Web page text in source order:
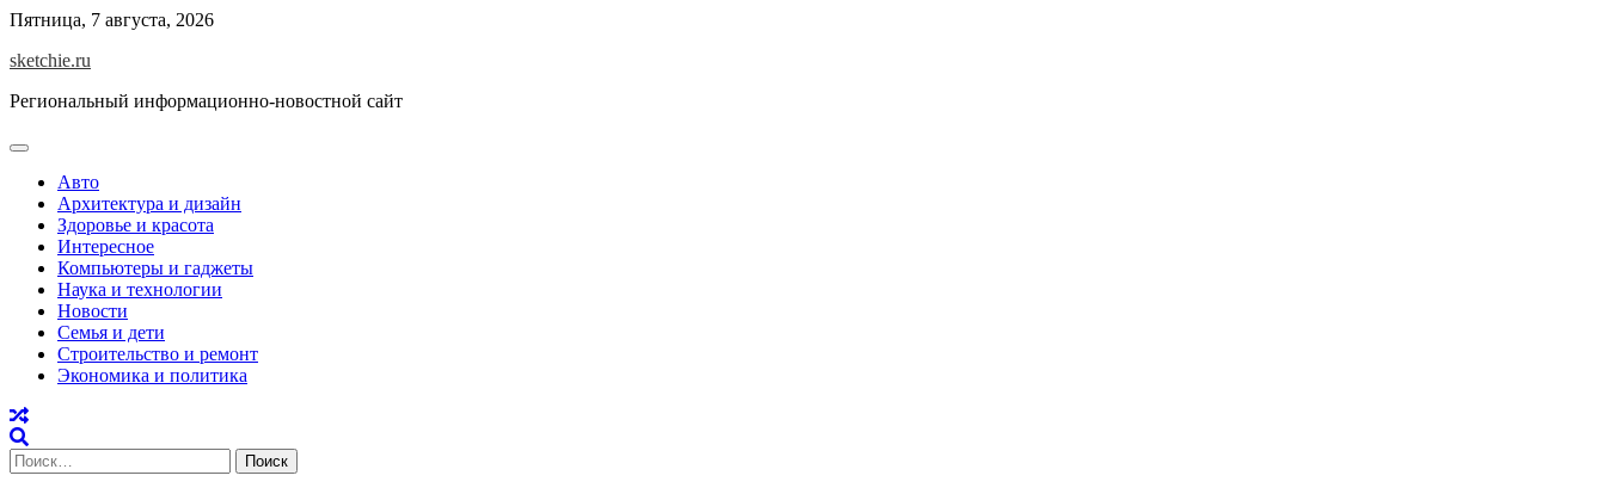
Skip
content
Пятница, 7 августа, 2026
sketchie.ru
Региональный информационно-новостной сайт
Авто
Архитектура и дизайн
Здоровье и красота
Интересное
Компьютеры и гаджеты
Наука и технологии
Новости
Семья и дети
Строительство и ремонт
Экономика и политика
Найти: